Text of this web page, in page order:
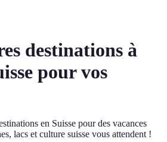
destinations à
pour vos
en Suisse pour des vacances
lacs et culture suisse vous attendent !